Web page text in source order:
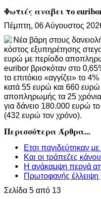
Φωτιές αναβει το
Πέμπτη, 06 Αύγουστος
Νέα βάρη στους
κόστος εξυπηρέτησης
ευρώ με περίοδο
euribor βρισκόταν στο
το επιτόκιο «αγγίζει» το
κατά 55 ευρώ και 660 ευρώ
αποπληρωμής τα 25
για δάνειο 180.000 ευρώ
(432 ευρώ τον χρόνο).
Περισσότερα Άρθρα...
Ετσι παγιδεύτηκαν με
Και οι τράπεζες
Η ανάκαμψη περνά
Πρωτοφανής έλλειψη
Σελίδα 5 από 13